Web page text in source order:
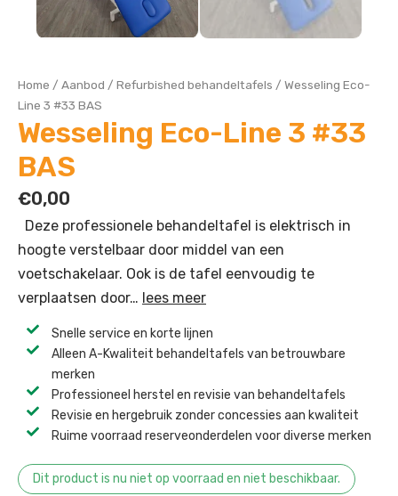
Home / Aanbod / Refurbished behandeltafels / Wesseling Eco-
Line 3 #33 BAS
Wesseling Eco-Line 3 #33
BAS
€0,00
Deze professionele behandeltafel is elektrisch in
hoogte verstelbaar door middel van een
voetschakelaar. Ook is de tafel eenvoudig te
verplaatsen door… lees meer
Snelle service en korte lijnen
Alleen A-Kwaliteit behandeltafels van betrouwbare
merken
Professioneel herstel en revisie van behandeltafels ​
Revisie en hergebruik zonder concessies aan kwaliteit ​
Ruime voorraad reserveonderdelen voor diverse merken ​
Dit product is nu niet op voorraad en niet beschikbaar.